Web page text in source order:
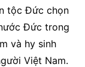
tộc Đức chọn
Đức trong
và hy sinh
Việt Nam.